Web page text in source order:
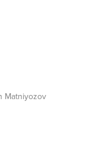
Matniyozov